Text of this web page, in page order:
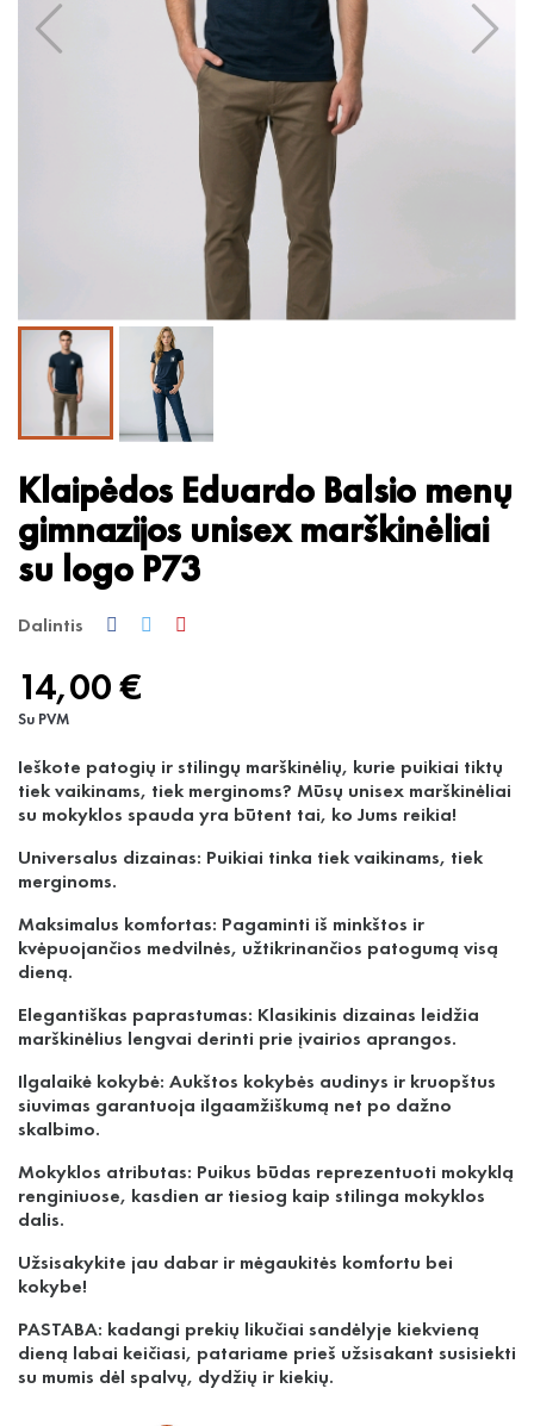
Klaipėdos Eduardo Balsio menų
gimnazijos unisex marškinėliai
su logo P73
Dalintis
14,00 €
Su PVM
Ieškote patogių ir stilingų marškinėlių, kurie puikiai tiktų
tiek vaikinams, tiek merginoms? Mūsų unisex marškinėliai
su mokyklos spauda yra būtent tai, ko Jums reikia!
Universalus dizainas: Puikiai tinka tiek vaikinams, tiek
merginoms.
Maksimalus komfortas: Pagaminti iš minkštos ir
kvėpuojančios medvilnės, užtikrinančios patogumą visą
dieną.
Elegantiškas paprastumas: Klasikinis dizainas leidžia
marškinėlius lengvai derinti prie įvairios aprangos.
Ilgalaikė kokybė: Aukštos kokybės audinys ir kruopštus
siuvimas garantuoja ilgaamžiškumą net po dažno
skalbimo.
Mokyklos atributas: Puikus būdas reprezentuoti mokyklą
renginiuose, kasdien ar tiesiog kaip stilinga mokyklos
dalis.
Užsisakykite jau dabar ir mėgaukitės komfortu bei
kokybe!
PASTABA: kadangi prekių likučiai sandėlyje kiekvieną
dieną labai keičiasi, patariame prieš užsisakant susisiekti
su mumis dėl spalvų, dydžių ir kiekių.